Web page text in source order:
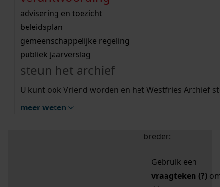
bouwvergunningen
omgevingsvergunningen
vergunningen
beeld en geluid
uitleg nodig?
Wij helpen u op weg met een aantal zoektips.
bekijk alle zoektips
Wij helpen u op weg met een aantal zoektips.
bekijk alle zoektips
bekijk ons geschiedenislokaal
advisering en toezicht
beleidsplan
gemeenschappelijke regeling
publiek jaarverslag
steun het archief
U kunt ook Vriend worden en het Westfries Archief
meer weten
zoektips
Mijn Studiezaal (inloggen)
uw zoekopdracht te
breder:
Gebruik een
vraagteken (?)